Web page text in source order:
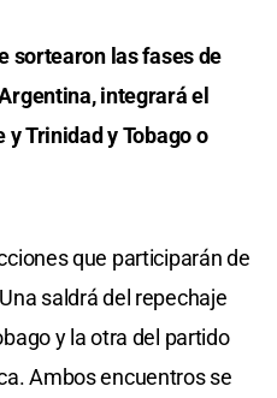
sortearon las fases de
integrará el
y Trinidad y Tobago o
que participarán de
saldrá del repechaje
y la otra del partido
Ambos encuentros se